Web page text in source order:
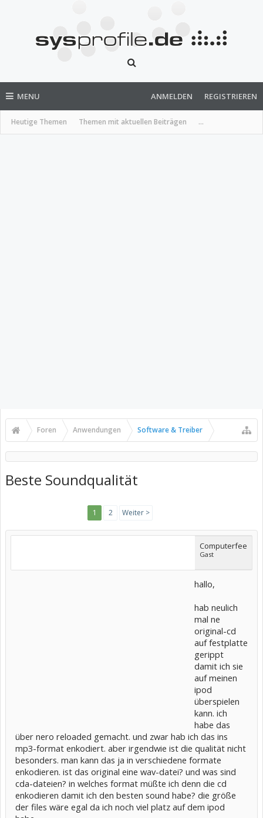
MENU
Heutige Themen Themen mit aktuellen Beiträgen ...
ANMELDEN REGISTRIEREN
Foren Anwendungen Software & Treiber
Beste Soundqualität
1 2 Weiter >
Computerfee
Gast
hallo,
hab neulich
mal ne
original-cd
auf festplatte
gerippt
damit ich sie
auf meinen
ipod
überspielen
kann. ich
habe das
über nero reloaded gemacht. und zwar hab ich das ins
mp3-format enkodiert. aber irgendwie ist die qualität nicht
besonders. man kann das ja in verschiedene formate
enkodieren. ist das original eine wav-datei? und was sind
cda-dateien? in welches format müßte ich denn die cd
enkodieren damit ich den besten sound habe? die größe
der files wäre egal da ich noch viel platz auf dem ipod